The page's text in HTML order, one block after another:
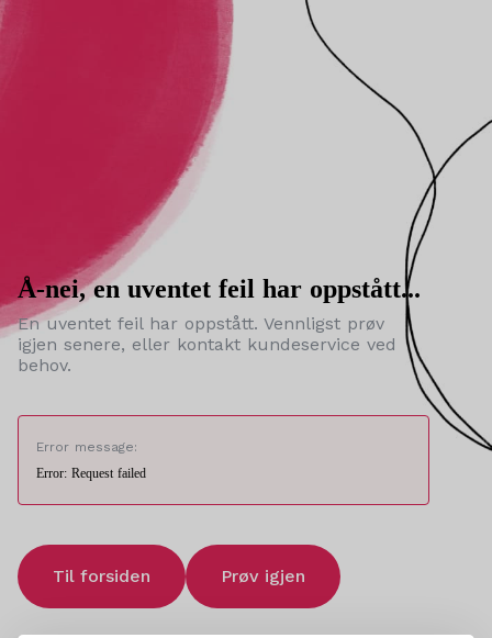
Å-nei, en uventet feil har oppstått...
En uventet feil har oppstått. Vennligst prøv
igjen senere, eller kontakt kundeservice ved
behov.
Error message:
Error: Request failed
Til forsiden Prøv igjen